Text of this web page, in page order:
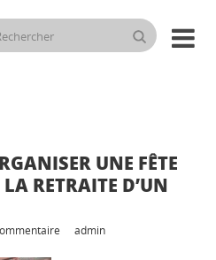

UNE FÊTE
RETRAITE D’UN
admin